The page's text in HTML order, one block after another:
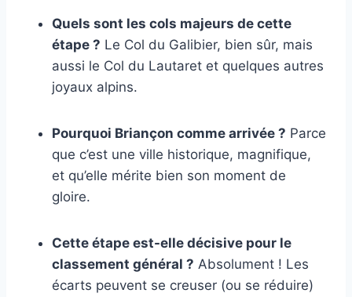
Quels sont les cols majeurs de cette
étape ? Le Col du Galibier, bien sûr, mais
aussi le Col du Lautaret et quelques autres
joyaux alpins.
Pourquoi Briançon comme arrivée ? Parce
que c’est une ville historique, magnifique,
et qu’elle mérite bien son moment de
gloire.
Cette étape est-elle décisive pour le
classement général ? Absolument ! Les
écarts peuvent se creuser (ou se réduire)